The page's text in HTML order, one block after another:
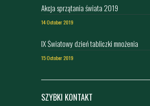
Akcja sprzątania świata 2019
14 October 2019
IX Światowy dzień tabliczki mnożenia
15 October 2019
SZYBKI KONTAKT